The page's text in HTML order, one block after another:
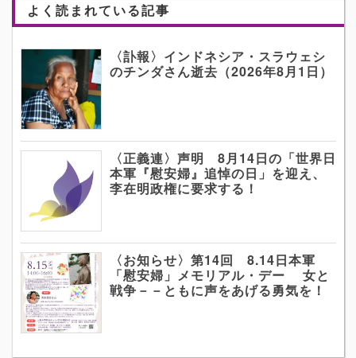
よく読まれている記事
〈訃報〉インドネシア・スラウェシ
のチンダさん逝去（2026年8月1日）
〈正義連〉声明 8月14日の「世界日
本軍『慰安婦』追悼の日」を迎え、
李在明政権に要求する！
〈お知らせ〉第14回 8.14日本軍
「慰安婦」メモリアル・デー 女と
戦争－－ともに声をあげる勇気を！